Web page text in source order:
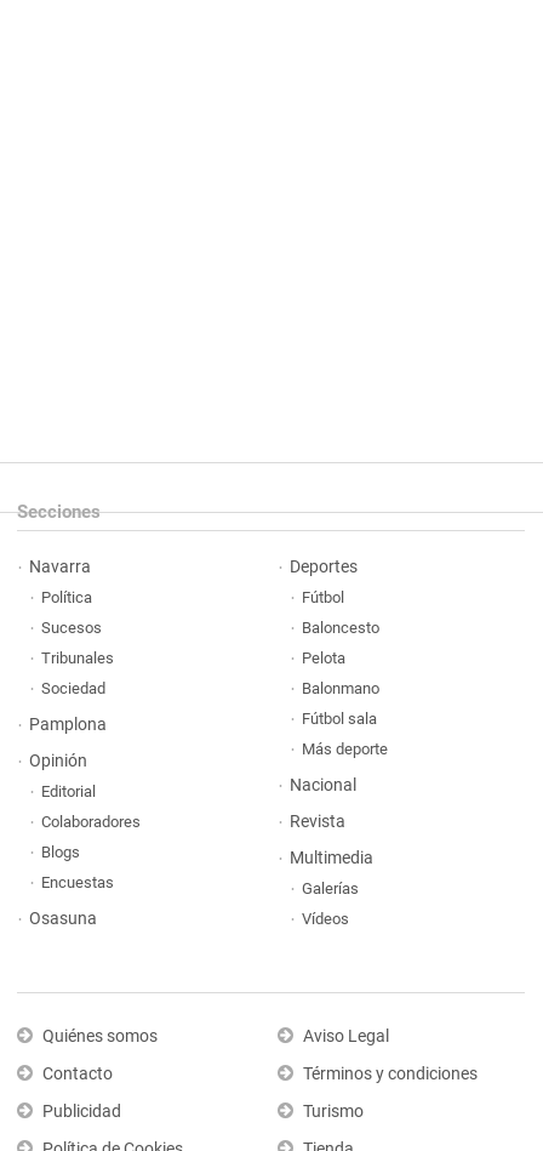
Secciones
Navarra
Política
Sucesos
Tribunales
Sociedad
Pamplona
Opinión
Editorial
Colaboradores
Blogs
Encuestas
Osasuna
Deportes
Fútbol
Baloncesto
Pelota
Balonmano
Fútbol sala
Más deporte
Nacional
Revista
Multimedia
Galerías
Vídeos
Quiénes somos
Contacto
Publicidad
Aviso Legal
Términos y condiciones
Turismo